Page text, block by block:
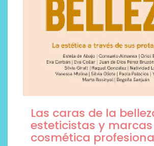
Las caras de la
esteticistas y
cosmética